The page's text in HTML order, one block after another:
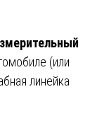
(или
линейка